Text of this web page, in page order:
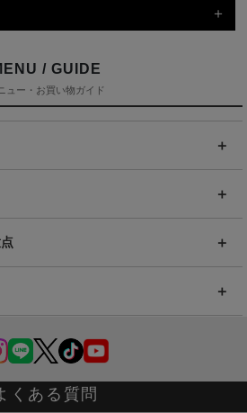
/ GUIDE
ュー・お買い物ガイド
くある質問